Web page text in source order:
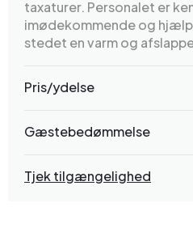
taxaturer. Personalet er
imødekommende og
stedet en varm og
Pris/ydelse
Gæstebedømmelse
Tjek tilgængelighed